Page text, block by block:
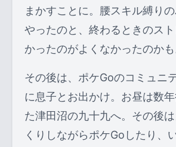
まかすことに。腰スキル縛り
やったのと、終わるときのス
かったのがよくなかったのかも
その後は、ポケGoのコミュニ
に息子とお出かけ。お昼は数
た津田沼の九十九へ。その後
くりしながらポケGoしたり、